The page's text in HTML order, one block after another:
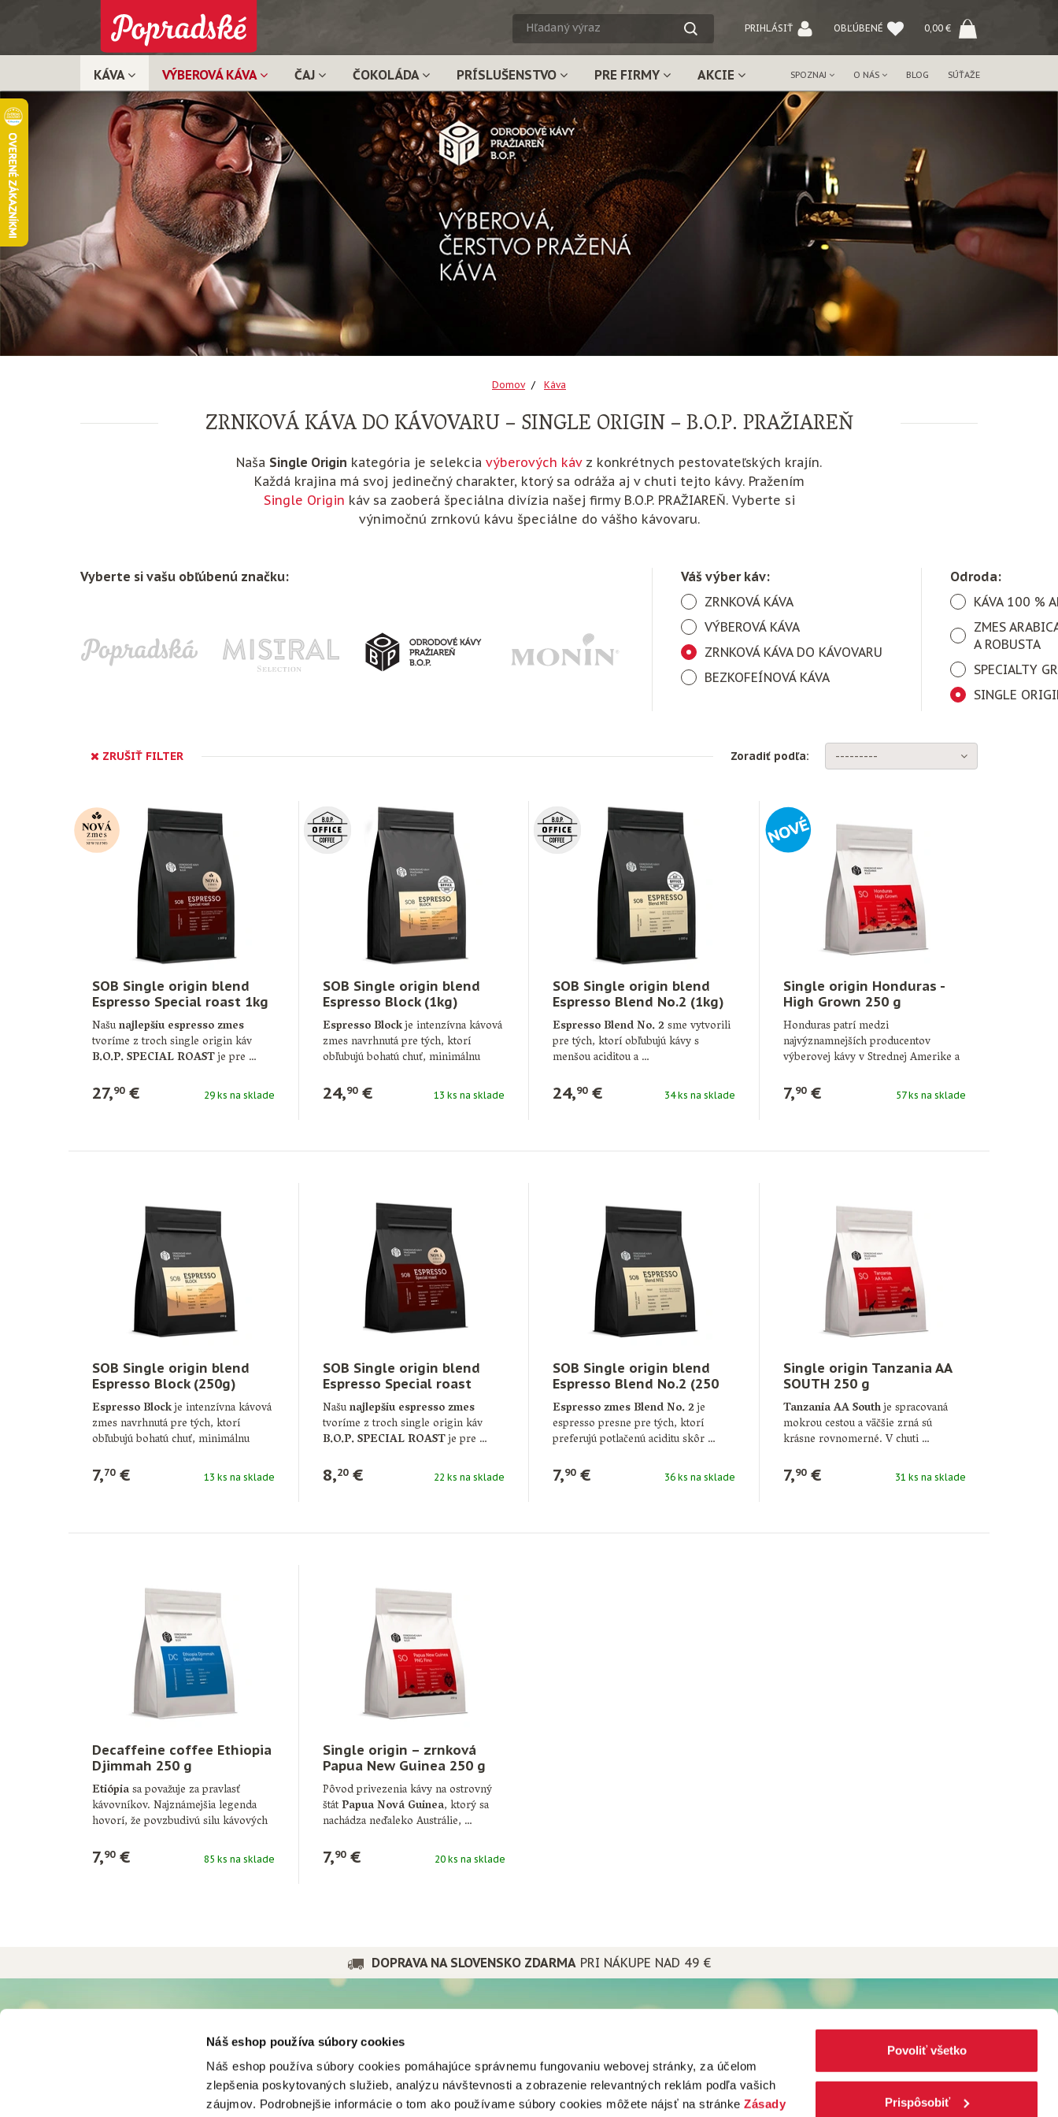
Náš eshop používa súbory cookies
Náš eshop používa súbory cookies pomáhajúce správnemu fungovaniu webovej stránky, za účelom
zlepšenia poskytovaných služieb, analýzu návštevnosti a zobrazenie relevantných reklám podľa vašich
záujmov. Podrobnejšie informácie o tom ako používame súbory cookies môžete nájsť na stránkeZásady
Povoliť všetko
Prispôsobiť
HĽADANÝ
VÝRAZ
PRIHLÁSIŤ OBĽÚBENÉ 0,00 €
KÁVA VÝBEROVÁ KÁVA ČAJ ČOKOLÁDA PRÍSLUŠENSTVO PRE FIRMY AKCIE SPOZNAJ O NÁS BLOG SÚŤAŽE
Domov Káva
ZRNKOVÁ KÁVA DO KÁVOVARU – SINGLE ORIGIN – B.O.P. PRAŽIAREŇ
Naša Single Origin kategória je selekcia výberových kávz konkrétnych pestovateľských krajín.
Každá krajina má svoj jedinečný charakter, ktorý sa odráža aj v chuti tejto kávy. Pražením
Single Origin káv sa zaoberá špeciálna divízia našej firmy B.O.P. PRAŽIAREŇ. Vyberte si
výnimočnú zrnkovú kávu špeciálne do vášho kávovaru.
Vyberte si vašu obľúbenú značku:
Váš výber káv:
ZRNKOVÁ KÁVA
VÝBEROVÁ KÁVA
ZRNKOVÁ KÁVA DO KÁVOVARU
BEZKOFEÍNOVÁ KÁVA
Odroda:
KÁVA 100 %
ZMES
A ROBUSTA
SPECIALTY
SINGLE
ZRUŠIŤ FILTER Zoradiť podľa: ---------
SOB Single origin blend
Espresso Special roast 1kg
Našunajlepšiu espresso zmes
tvoríme z troch single origin káv
B.O.P. SPECIAL ROASTje pre …
27,90€ 29 ks na sklade
SOB Single origin blend
Espresso Block (1kg)
Espresso Blockje intenzívna kávová
zmes navrhnutá pre tých, ktorí
obľubujú bohatú chuť, minimálnu
24,90€ 13 ks na sklade
SOB Single origin blend
Espresso Blend No.2 (1kg)
Espresso Blend No. 2sme vytvorili
pre tých, ktorí obľubujú kávy s
menšou aciditou a …
24,90€ 34 ks na sklade
Single origin Honduras -
High Grown 250 g
Honduras patrí medzi
najvýznamnejších producentov
výberovej kávy v Strednej Amerike a
7,90€ 57 ks na sklade
SOB Single origin blend
Espresso Block (250g)
Espresso Blockje intenzívna kávová
zmes navrhnutá pre tých, ktorí
obľubujú bohatú chuť, minimálnu
7,70€ 13 ks na sklade
SOB Single origin blend
Espresso Special roast
250g
Našunajlepšiu espresso zmes
tvoríme z troch single origin káv
B.O.P. SPECIAL ROASTje pre …
8,20€ 22 ks na sklade
SOB Single origin blend
Espresso Blend No.2 (250
g)
Espresso zmes Blend No. 2je
espresso presne pre tých, ktorí
preferujú potlačenú aciditu skôr …
7,90€ 36 ks na sklade
Single origin Tanzania AA
SOUTH 250 g
Tanzania AA Southje spracovaná
mokrou cestou a väčšie zrná sú
krásne rovnomerné. V chuti …
7,90€ 31 ks na sklade
Decaffeine coffee Ethiopia
Djimmah 250 g
Etiópiasa považuje za pravlasť
kávovníkov. Najznámejšia legenda
hovorí, že povzbudivú silu kávových
7,90€ 85 ks na sklade
Single origin – zrnková
Papua New Guinea 250 g
Pôvod privezenia kávy na ostrovný
štátPapua Nová Guinea, ktorý sa
nachádza neďaleko Austrálie, …
7,90€ 20 ks na sklade
DOPRAVA NA SLOVENSKO ZDARMAPRI NÁKUPE NAD 49 €
Možnosti a ceny doručenia
História spoločnosti
Firma dnes
Podniková predajňa
Svet kávy
Mistral tea
Popradská káva
Prihláste sa do Newslettera plného
a noviniek zo sveta Popradské!